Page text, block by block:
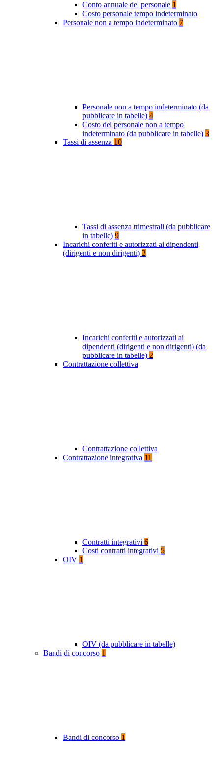
Conto annuale del personale 1
Costo personale tempo indeterminato
Personale non a tempo indeterminato 7
Personale non a tempo indeterminato (da
pubblicare in tabelle) 4
Costo del personale non a tempo
indeterminato (da pubblicare in tabelle) 3
Tassi di assenza 10
Tassi di assenza trimestrali (da pubblicare
in tabelle) 9
Incarichi conferiti e autorizzati ai dipendenti
(dirigenti e non dirigenti) 2
Incarichi conferiti e autorizzati ai
dipendenti (dirigenti e non dirigenti) (da
pubblicare in tabelle) 2
Contrattazione collettiva
Contrattazione collettiva
Contrattazione integrativa 11
Contratti integrativi 6
Costi contratti integrativi 5
OIV 1
OIV (da pubblicare in tabelle)
Bandi di concorso 1
Bandi di concorso 1